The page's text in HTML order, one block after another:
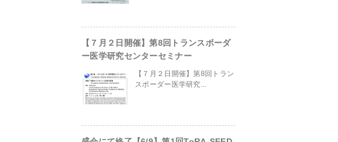
/home/ganpro/kanto-
【７月２日開催】第8回トランスボーダ
ー医学研究センターセミナー
【７月２日開催】第8回トラン
スボーダー医学研究...